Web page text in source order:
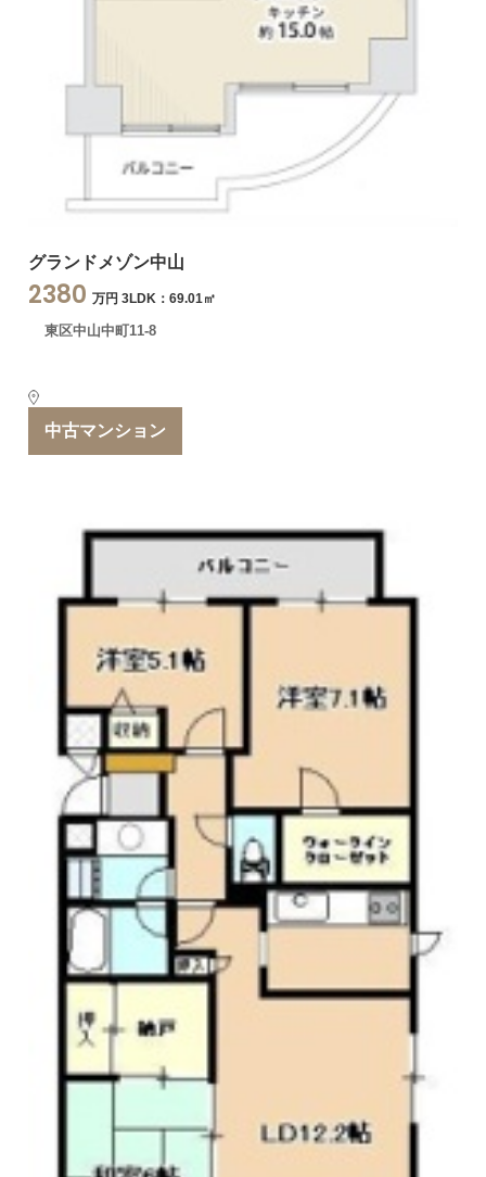
グランドメゾン中山
2380 万円 3LDK：69.01㎡
東区中山中町11-8
中古マンション